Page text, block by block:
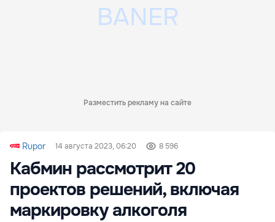
Разместить рекламу на сайте
Rupor 14 августа 2023, 06:20 8 596
Кабмин рассмотрит 20
проектов решений, включая
маркировку алкоголя